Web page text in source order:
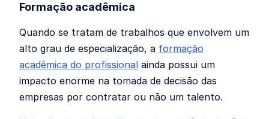
Formação acadêmica
Quando se tratam de trabalhos que envolvem um
alto grau de especialização, a formação
acadêmica do profissional ainda possui um
impacto enorme na tomada de decisão das
empresas por contratar ou não um talento.